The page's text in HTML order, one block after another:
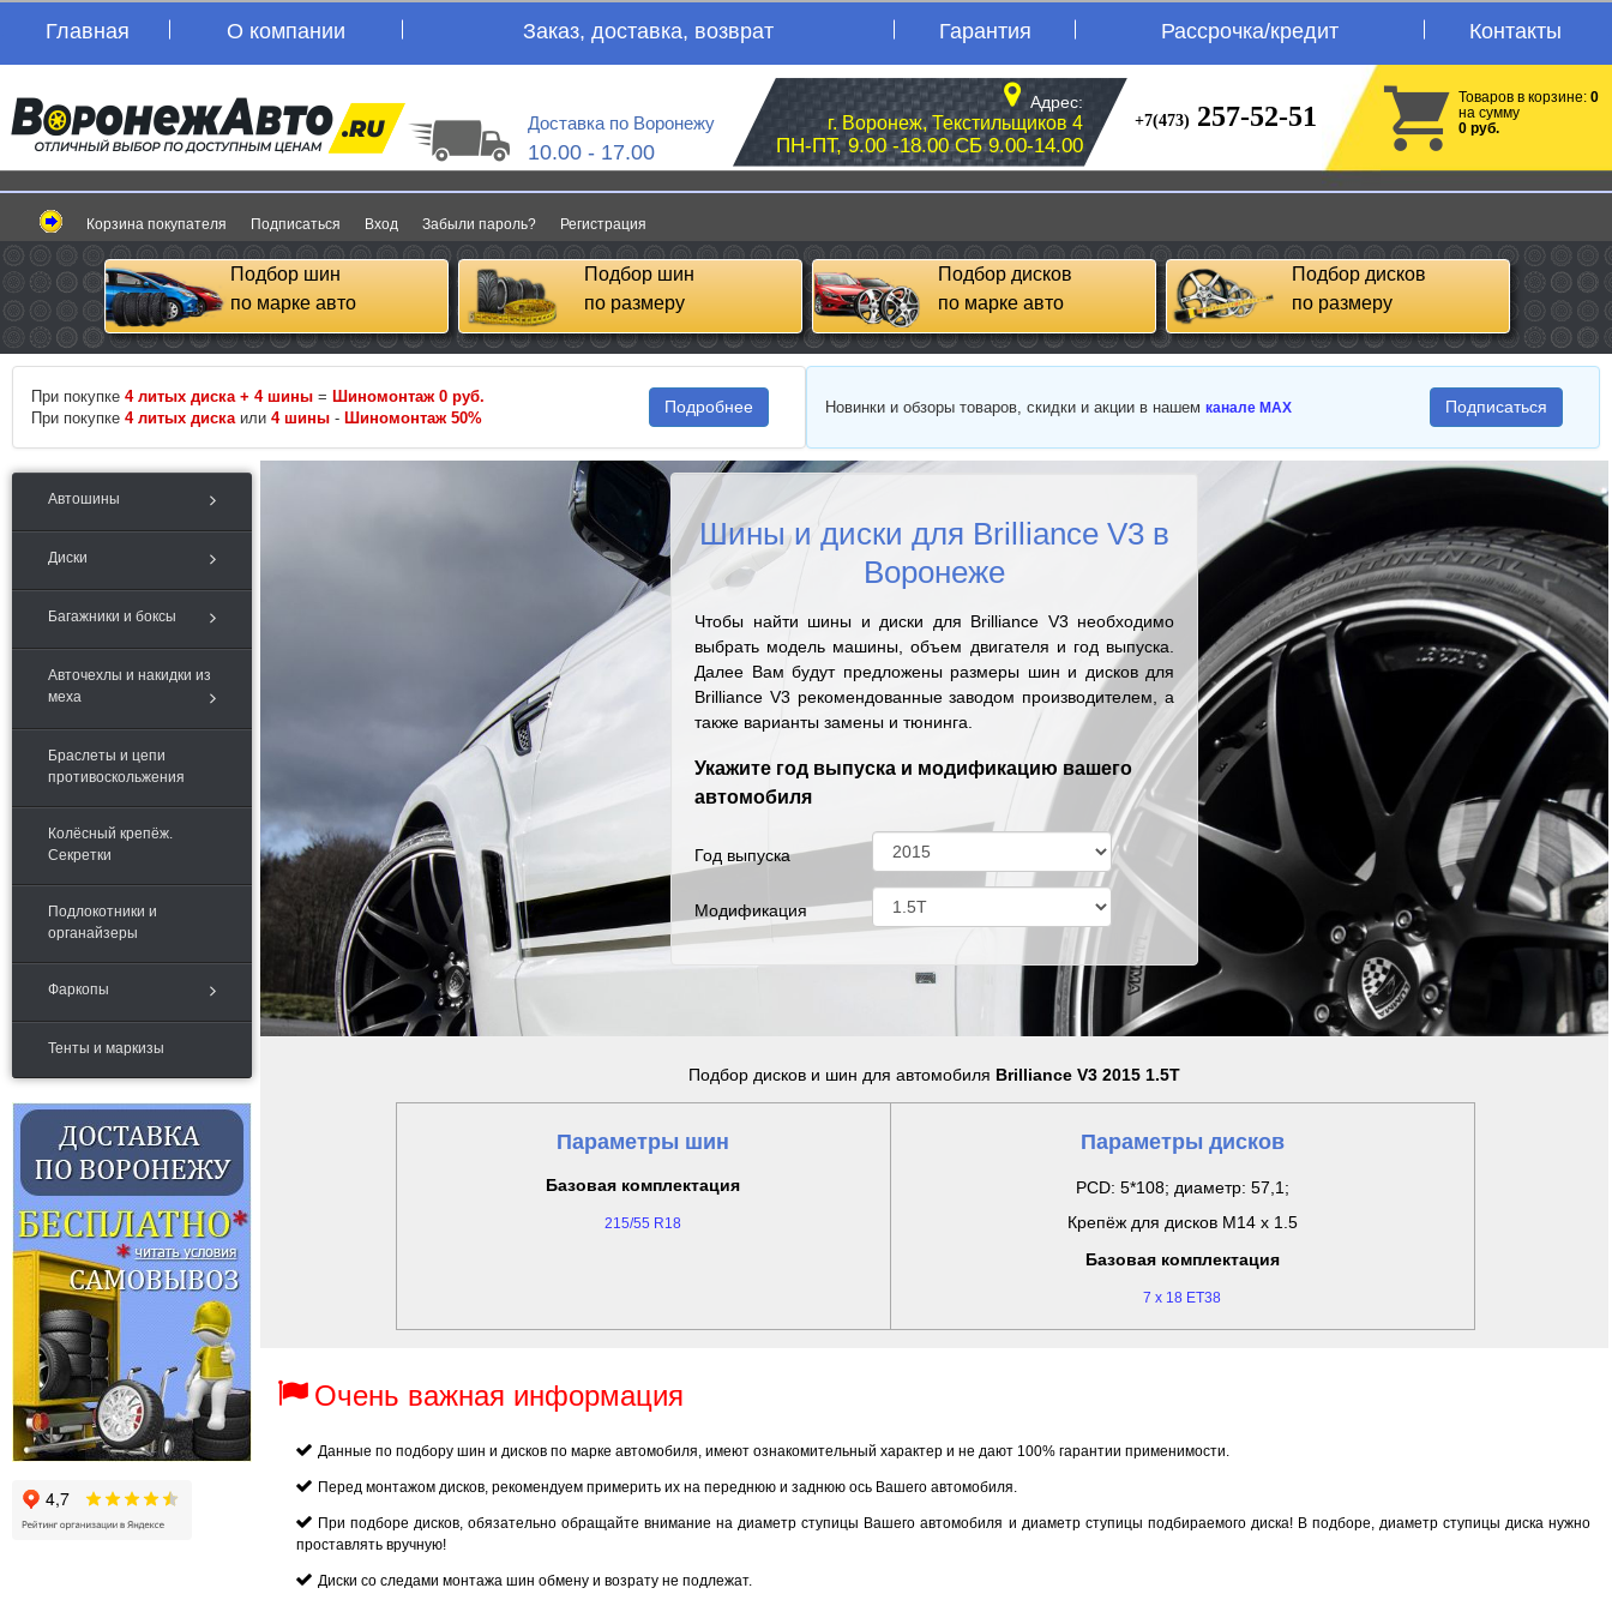
Главная О компании Заказ, доставка, возврат Гарантия Рассрочка/кредит Контакты
Доставка по Воронежу
10.00 - 17.00
Адрес:
г. Воронеж, Текстильщиков 4
ПН-ПТ, 9.00 -18.00 СБ 9.00-14.00
+7(473) 257-52-51
Товаров в корзине: 0
на сумму
0 руб.
Корзина покупателя Подписаться Вход Забыли пароль? Регистрация
Подбор шин
по марке авто
Подбор шин
по размеру
Подбор дисков
по марке авто
Подбор дисков
по размеру
При покупке 4 литых диска + 4 шины = Шиномонтаж 0 руб.
При покупке 4 литых диска или 4 шины - Шиномонтаж 50%
Подробнее Новинки и обзоры товаров, скидки и акции в нашем канале MAX Подписаться
Автошины
Диски
Багажники и боксы
Авточехлы и накидки из
меха
Браслеты и цепи
противоскольжения
Колёсный крепёж.
Секретки
Подлокотники и
органайзеры
Фаркопы
Тенты и маркизы
Шины и диски для Brilliance V3 в
Воронеже
Чтобы найти шины и диски для Brilliance V3 необходимо
выбрать модель машины, объем двигателя и год выпуска.
Далее Вам будут предложены размеры шин и дисков для
Brilliance V3 рекомендованные заводом производителем, а
также варианты замены и тюнинга.
Укажите год выпуска и модификацию вашего
автомобиля
Год выпуска
Модификация
Подбор дисков и шин для автомобиля Brilliance V3 2015 1.5T
Параметры шин
Базовая комплектация
215/55 R18
Параметры дисков
PCD: 5*108; диаметр: 57,1;
Крепёж для дисков M14 x 1.5
Базовая комплектация
7 x 18 ET38
Очень важная информация
Данные по подбору шин и дисков по марке автомобиля, имеют ознакомительный характер и не дают 100% гарантии применимости.
Перед монтажом дисков, рекомендуем примерить их на переднюю и заднюю ось Вашего автомобиля.
При подборе дисков, обязательно обращайте внимание на диаметр ступицы Вашего автомобиля и диаметр ступицы подбираемого диска! В подборе, диаметр ступицы диска нужно
проставлять вручную!
Диски со следами монтажа шин обмену и возрату не подлежат.